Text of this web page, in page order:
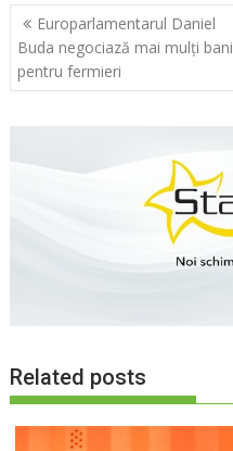
Navigare
în
articole
Europarlamentarul Daniel
Buda negociază mai mulți bani
pentru fermieri
Related posts